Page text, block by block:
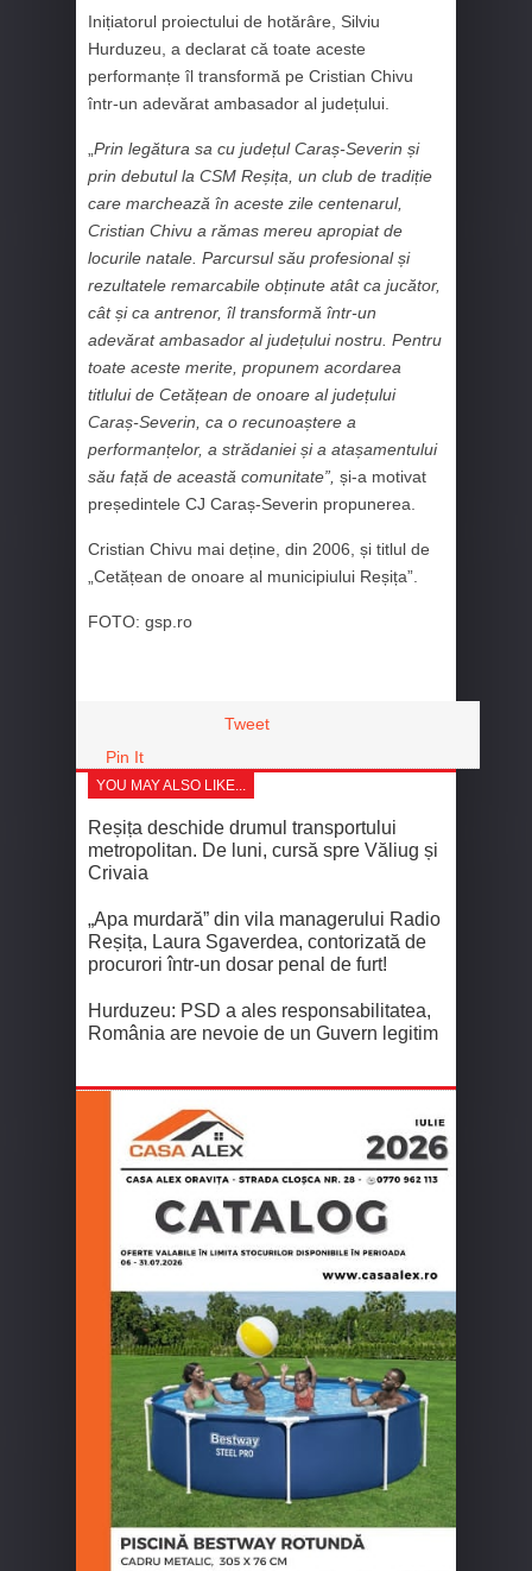
Inițiatorul proiectului de hotărâre, Silviu
Hurduzeu, a declarat că toate aceste
performanțe îl transformă pe Cristian Chivu
într-un adevărat ambasador al județului.
Prin legătura sa cu județul Caraș-Severin și
prin debutul la CSM Reșița, un club de tradiție
care marchează în aceste zile centenarul,
Cristian Chivu a rămas mereu apropiat de
locurile natale. Parcursul său profesional și
rezultatele remarcabile obținute atât ca jucător,
cât și ca antrenor, îl transformă într-un
adevărat ambasador al județului nostru. Pentru
toate aceste merite, propunem acordarea
titlului de Cetățean de onoare al județului
Caraș-Severin, ca o recunoaștere a
performanțelor, a strădaniei și a atașamentului
său față de această comunitate”, și-a motivat
președintele CJ Caraș-Severin propunerea.
Cristian Chivu mai deține, din 2006, și titlul de
„Cetățean de onoare al municipiului Reșița”.
FOTO: gsp.ro
Tweet
Pin It
YOU MAY ALSO LIKE...
Reșița deschide drumul transportului
metropolitan. De luni, cursă spre Văliug și
Crivaia
„Apa murdară” din vila managerului Radio
Reșița, Laura Sgaverdea, contorizată de
procurori într-un dosar penal de furt!
Hurduzeu: PSD a ales responsabilitatea,
România are nevoie de un Guvern legitim